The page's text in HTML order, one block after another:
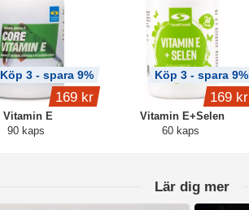
Vitamin E
90 kaps
Köp 3 - spara 9%
169 kr
Vitamin E+Selen
60 kaps
Köp 3 - spara 9%
169 kr
Lär dig mer